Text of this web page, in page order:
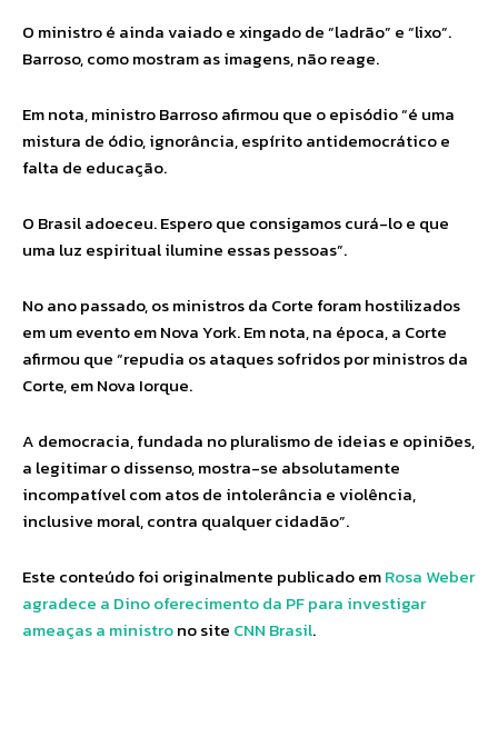
O ministro é ainda vaiado e xingado de “ladrão” e “lixo”.
Barroso, como mostram as imagens, não reage.
Em nota, ministro Barroso afirmou que o episódio “é uma
mistura de ódio, ignorância, espírito antidemocrático e
falta de educação.
O Brasil adoeceu. Espero que consigamos curá-lo e que
uma luz espiritual ilumine essas pessoas”.
No ano passado, os ministros da Corte foram hostilizados
em um evento em Nova York. Em nota, na época, a Corte
afirmou que “repudia os ataques sofridos por ministros da
Corte, em Nova Iorque.
A democracia, fundada no pluralismo de ideias e opiniões,
a legitimar o dissenso, mostra-se absolutamente
incompatível com atos de intolerância e violência,
inclusive moral, contra qualquer cidadão”.
Este conteúdo foi originalmente publicado emRosa Weber
agradece a Dino oferecimento da PF para investigar
ameaças a ministrono site CNN Brasil.